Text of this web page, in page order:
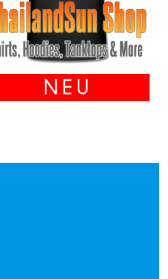
N E U